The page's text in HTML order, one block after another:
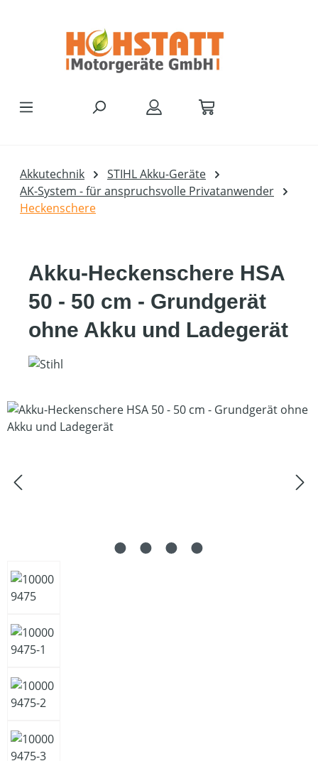
Akkutechnik
STIHL Akku-Geräte
AK-System - für anspruchsvolle Privatanwender
Heckenschere
Akku-Heckenschere HSA
50 - 50 cm - Grundgerät
ohne Akku und Ladegerät
Bildergalerie überspringen